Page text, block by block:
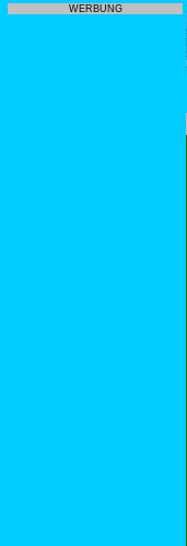
WERBUNG